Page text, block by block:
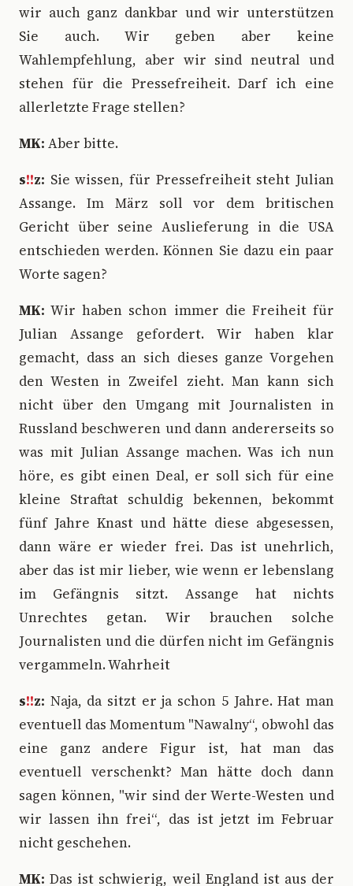
wir auch ganz dankbar und wir unterstützen
Sie auch. Wir geben aber keine
Wahlempfehlung, aber wir sind neutral und
stehen für die Pressefreiheit. Darf ich eine
allerletzte Frage stellen?
MK: Aber bitte.
s!!z: Sie wissen, für Pressefreiheit steht Julian
Assange. Im März soll vor dem britischen
Gericht über seine Auslieferung in die USA
entschieden werden. Können Sie dazu ein paar
Worte sagen?
MK: Wir haben schon immer die Freiheit für
Julian Assange gefordert. Wir haben klar
gemacht, dass an sich dieses ganze Vorgehen
den Westen in Zweifel zieht. Man kann sich
nicht über den Umgang mit Journalisten in
Russland beschweren und dann andererseits so
was mit Julian Assange machen. Was ich nun
höre, es gibt einen Deal, er soll sich für eine
kleine Straftat schuldig bekennen, bekommt
fünf Jahre Knast und hätte diese abgesessen,
dann wäre er wieder frei. Das ist unehrlich,
aber das ist mir lieber, wie wenn er lebenslang
im Gefängnis sitzt. Assange hat nichts
Unrechtes getan. Wir brauchen solche
Journalisten und die dürfen nicht im Gefängnis
vergammeln. Wahrheit
s!!z: Naja, da sitzt er ja schon 5 Jahre. Hat man
eventuell das Momentum "Nawalny“, obwohl das
eine ganz andere Figur ist, hat man das
eventuell verschenkt? Man hätte doch dann
sagen können, "wir sind der Werte-Westen und
wir lassen ihn frei“, das ist jetzt im Februar
nicht geschehen.
MK: Das ist schwierig, weil England ist aus der